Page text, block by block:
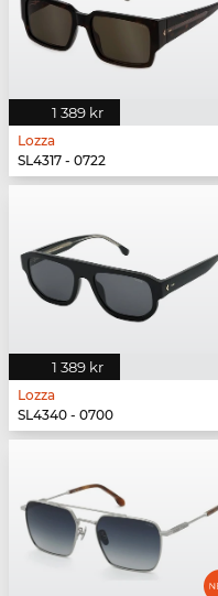
1 389 kr
Lozza
SL4317 - 0722
1 389 kr
Lozza
SL4340 - 0700